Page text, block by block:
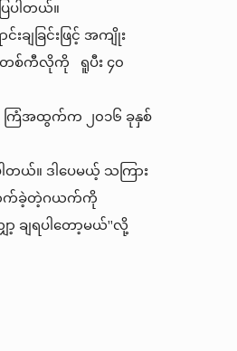
ပါတယ်။
ချခြင်းဖြင့် အကျိုး
တစ်ကီလိုကို ရူပီး ၄၀
ကြံအထွက်က ၂၀၁၆ ခုနှစ်
တယ်။ ဒါပေမယ့် သကြား
တက်ခဲ့တဲ့ဂယက်ကို
ချရပါတော့မယ်''လို့